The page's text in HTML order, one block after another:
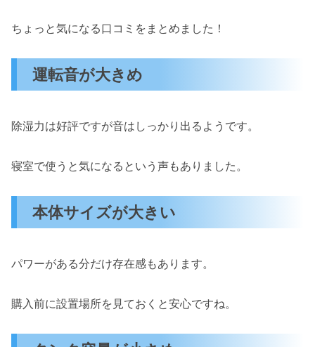
ちょっと気になる口コミをまとめました！
運転音が大きめ
除湿力は好評ですが音はしっかり出るようです。
寝室で使うと気になるという声もありました。
本体サイズが大きい
パワーがある分だけ存在感もあります。
購入前に設置場所を見ておくと安心ですね。